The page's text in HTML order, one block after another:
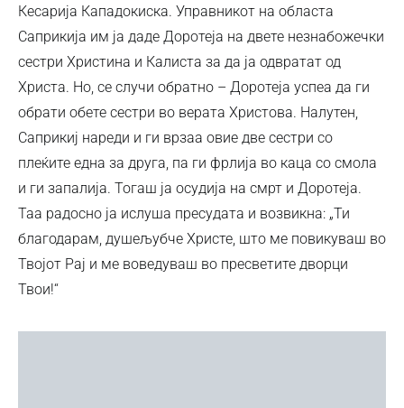
Кесарија Кападокиска. Управникот на областа
Саприкија им ја даде Доротеја на двете незнабожечки
сестри Христина и Калиста за да ја одвратат од
Христа. Но, се случи обратно – Доротеја успеа да ги
обрати обете сестри во верата Христова. Налутен,
Саприкиј нареди и ги врзаа овие две сестри со
плеќите една за друга, па ги фрлија во каца со смола
и ги запалија. Тогаш ја осудија на смрт и Доротеја.
Таа радосно ја ислуша пресудата и возвикна: „Ти
благодарам, душељубче Христе, што ме повикуваш во
Твојот Рај и ме воведуваш во пресветите дворци
Твои!“